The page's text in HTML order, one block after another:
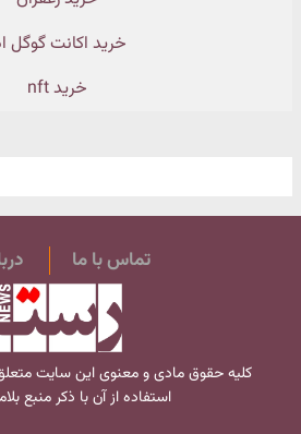
خرید اکانت گوگل
خرید nft
تماس با ما
کلیه حقوق مادی و معنوی این سایت
استفاده از آن با ذکر منبع